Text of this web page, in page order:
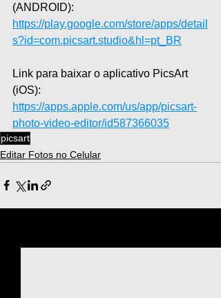
(ANDROID):
https://play.google.com/store/apps/detail
s?id=com.picsart.studio&hl=pt_BR
Link para baixar o aplicativo PicsArt
(iOS):
https://apps.apple.com/us/app/picsart-
photo-video-editor/id587366035
picsart
Editar Fotos no Celular